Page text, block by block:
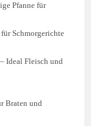
Pfanne für
Schmorgerichte
– Ideal Fleisch und
Braten und